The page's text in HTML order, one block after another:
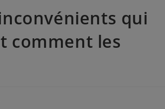
qui
comment les